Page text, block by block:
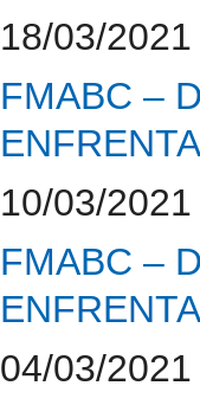
18/03/2021
FMABC –
10/03/2021
FMABC –
04/03/2021